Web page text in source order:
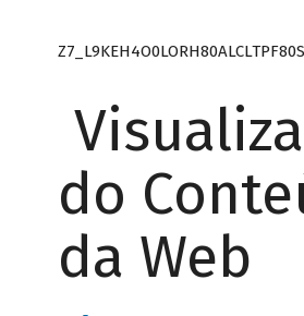
do
da Web